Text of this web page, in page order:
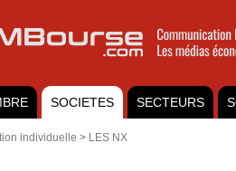
SOCIETES SECTEURS
individuelle > LES NX